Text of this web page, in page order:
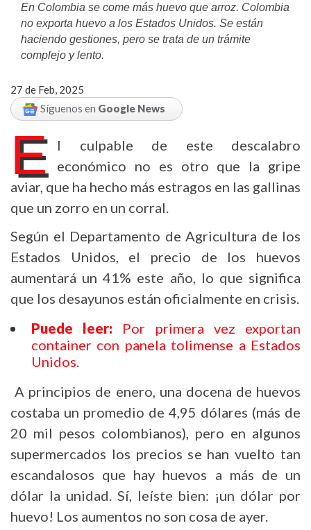
En Colombia se come más huevo que arroz. Colombia
no exporta huevo a los Estados Unidos. Se están
haciendo gestiones, pero se trata de un trámite
complejo y lento.
27 de Feb, 2025
Síguenos en Google News
E
l culpable de este descalabro
económico no es otro que la gripe
aviar, que ha hecho más estragos en las gallinas
que un zorro en un corral.
Según el Departamento de Agricultura de los
Estados Unidos, el precio de los huevos
aumentará un 41% este año, lo que significa
que los desayunos están oficialmente en crisis.
Puede leer: Por primera vez exportan
container con panela tolimense a Estados
Unidos.
A principios de enero, una docena de huevos
costaba un promedio de 4,95 dólares (más de
20 mil pesos colombianos), pero en algunos
supermercados los precios se han vuelto tan
escandalosos que hay huevos a más de un
dólar la unidad. Sí, leíste bien: ¡un dólar por
huevo! Los aumentos no son cosa de ayer.